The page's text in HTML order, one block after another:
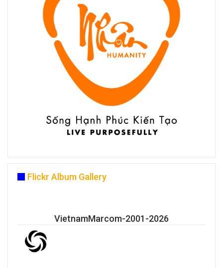
Flickr Album Gallery
VietnamMarcom-2001-2026